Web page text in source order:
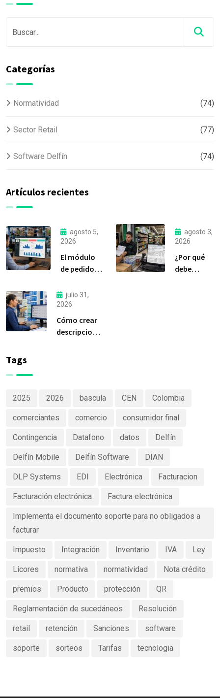
Categorías
Normatividad (74)
Sector Retail (77)
Software Delfín (74)
Artículos recientes
agosto 5,
2026
El módulo
de pedidos:
la
herramienta
más
importante
agosto 3,
2026
¿Por qué
debe
julio 31,
2026
Cómo crear
descripciones
Tags
2025 2026 bascula CEN Colombia
comerciantes comercio consumidor final
Contingencia Datafono datos Delfín
Delfín Mobile Delfín Software DIAN
DLP Systems EDI Electrónica Facturacion
Facturación electrónica Factura electrónica
Implementa el documento soporte para no obligados a
facturar
Impuesto Integración Inventario IVA Ley
Licores normativa normatividad Nota crédito
premios Producto protección QR
Reglamentación de sucedáneos Resolución
retail retención Sanciones software
soporte sorteos Tarifas tecnologia